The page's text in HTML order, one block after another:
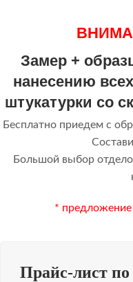
Замер +
нанесению
штукатурки со
Бесплатно приедем с
Большой выбор
* предложение
Прайс-лист